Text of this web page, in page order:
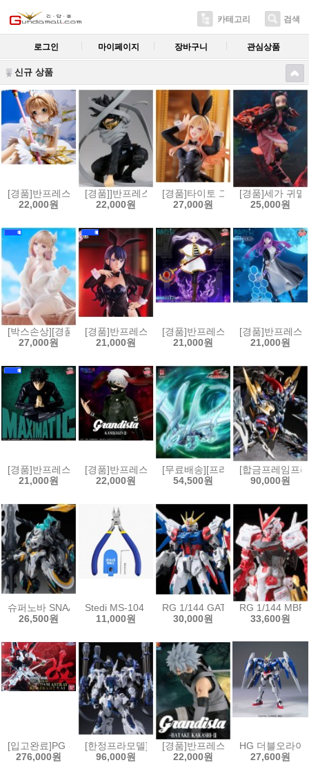
카테고리 검색
로그인 마이페이지 장바구니 관심상품
신규 상품
[경품]반프레스토 카드캡터 사쿠라 클리어 카드편 키노모토 사쿠라 피
22,000원
[경품]]반프레스토 나의 히어로 아카데미아
22,000원
[경품]타이토 그 비스크 돌은 사
27,000원
[경품]세가 귀
25,000원
[박스손상][경품]후류 누들스토퍼 승리의 여신 니케 바이퍼 샤인 오브
27,000원
[경품]반프레스토 그 비스크 돌은 사랑을 한다
21,000원
[경품]반프레스토 장송의 프리렌
21,000원
[경품]반프레스
21,000원
[경품]반프레스토 주술회전 MAXIMATIC 피규어 후시구로 메구미 사
21,000원
[경품]반프레스토 그란디스타 도쿄구울 카네키 켄
22,000원
[무료배송][프라모델]곡인동만 유
54,500원
[합금프레임프
90,000원
슈퍼노바 SNAA 원탁기사단 베디비어
26,500원
Stedi MS-104 보급형 싱글 블레이드 모델 니퍼
11,000원
RG 1/144 GAT-X105B/FP 빌드
30,000원
RG 1/144
33,600원
[입고완료]PG 건담 아스트레이 레드프레임改[4573102672483]
276,000원
[한정프라모델]무한신성 1/100 리자드 극지상어
96,000원
[경품]반프레스토 나루토 질풍전
22,000원
HG 더블오라
27,600원